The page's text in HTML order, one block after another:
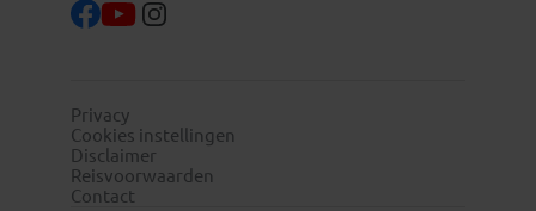
Privacy
Cookies instellingen
Disclaimer
Reisvoorwaarden
Contact